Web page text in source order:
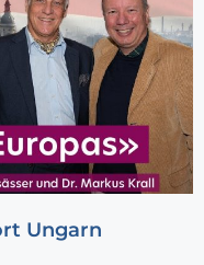
Ungarn